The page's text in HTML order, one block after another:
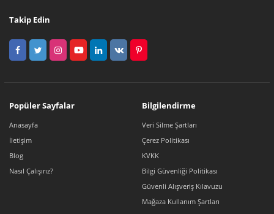
Takip Edin
Popüler Sayfalar
Anasayfa
İletişim
Blog
Nasıl Çalışırız?
Bilgilendirme
Veri Silme Şartları
Çerez Politikası
KVKK
Bilgi Güvenliği Politikası
Güvenli Alışveriş Kılavuzu
Mağaza Kullanım Şartları